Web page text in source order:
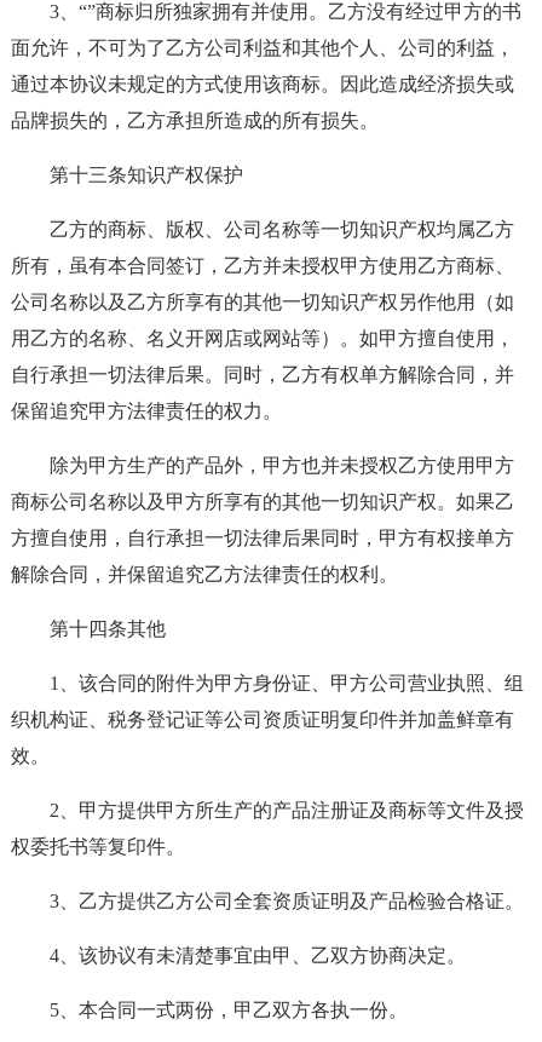
3、“”商标归所独家拥有并使用。乙方没有经过甲方的书
面允许，不可为了乙方公司利益和其他个人、公司的利益，
通过本协议未规定的方式使用该商标。因此造成经济损失或
品牌损失的，乙方承担所造成的所有损失。
第十三条知识产权保护
乙方的商标、版权、公司名称等一切知识产权均属乙方
所有，虽有本合同签订，乙方并未授权甲方使用乙方商标、
公司名称以及乙方所享有的其他一切知识产权另作他用（如
用乙方的名称、名义开网店或网站等）。如甲方擅自使用，
自行承担一切法律后果。同时，乙方有权单方解除合同，并
保留追究甲方法律责任的权力。
除为甲方生产的产品外，甲方也并未授权乙方使用甲方
商标公司名称以及甲方所享有的其他一切知识产权。如果乙
方擅自使用，自行承担一切法律后果同时，甲方有权接单方
解除合同，并保留追究乙方法律责任的权利。
第十四条其他
1、该合同的附件为甲方身份证、甲方公司营业执照、组
织机构证、税务登记证等公司资质证明复印件并加盖鲜章有
效。
2、甲方提供甲方所生产的产品注册证及商标等文件及授
权委托书等复印件。
3、乙方提供乙方公司全套资质证明及产品检验合格证。
4、该协议有未清楚事宜由甲、乙双方协商决定。
5、本合同一式两份，甲乙双方各执一份。